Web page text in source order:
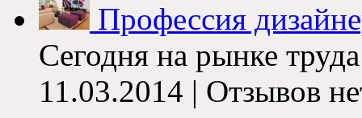
Профессия
Сегодня на рынке
11.03.2014 | Отзывов